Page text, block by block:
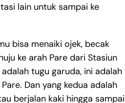
lain untuk sampai ke
bisa menaiki ojek, becak
ke arah Pare dari Stasiun
tugu garuda, ini adalah
Dan yang kedua adalah
berjalan kaki hingga sampai